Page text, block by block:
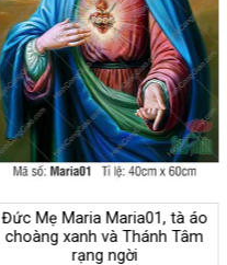
Đức Mẹ Maria Maria01, tà áo
choàng xanh và Thánh Tâm
rạng ngời